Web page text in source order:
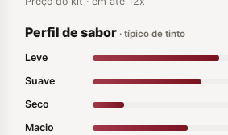
Perfil de sabor · típico de tinto
Leve
Suave
Seco
Macio